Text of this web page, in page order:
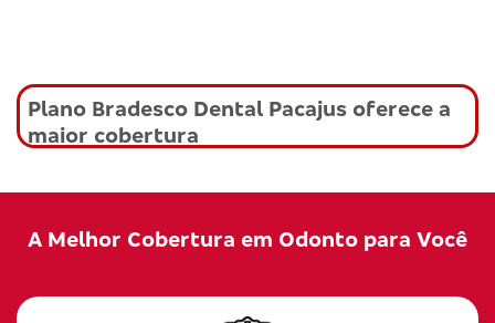
Plano Bradesco Dental Pacajus oferece a
maior cobertura
A Melhor Cobertura em Odonto para Você